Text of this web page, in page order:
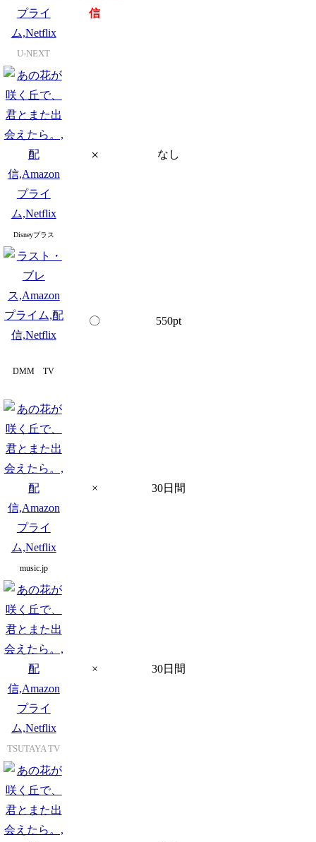
U-NEXT
信
Disneyプラス
× なし
DMM TV
〇 550pt
music.jp
× 30日間
TSUTAYA TV
× 30日間